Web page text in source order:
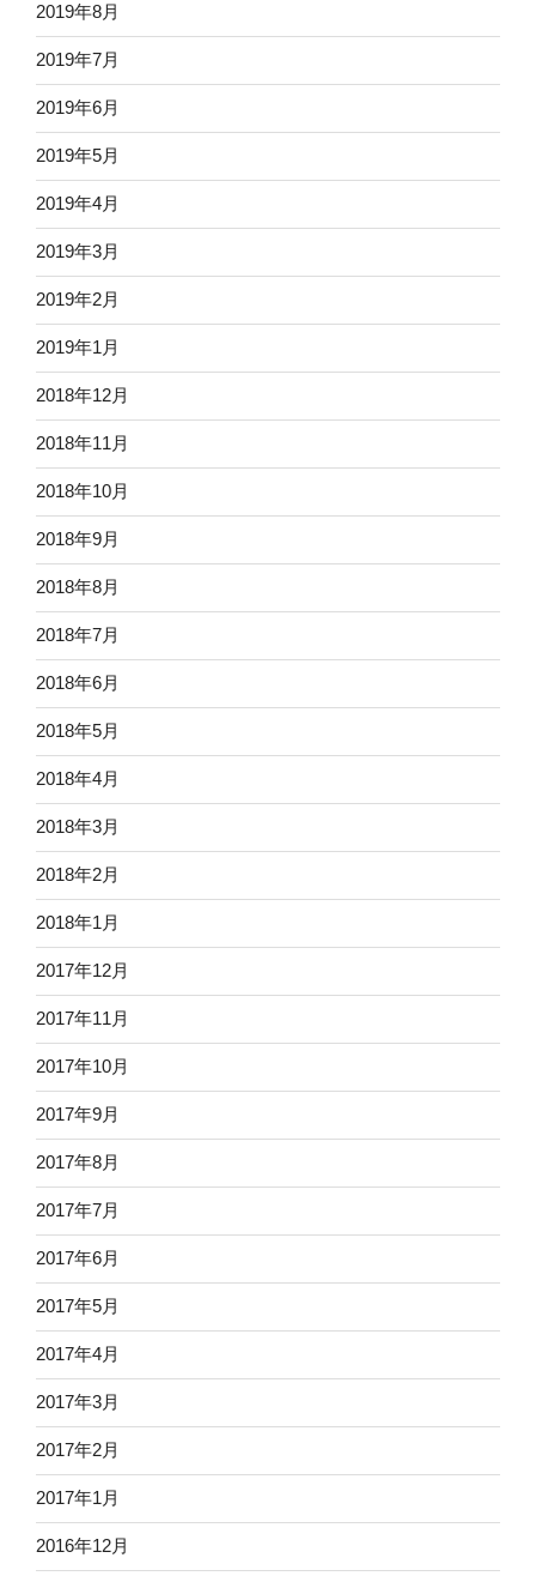
2019年8月
2019年7月
2019年6月
2019年5月
2019年4月
2019年3月
2019年2月
2019年1月
2018年12月
2018年11月
2018年10月
2018年9月
2018年8月
2018年7月
2018年6月
2018年5月
2018年4月
2018年3月
2018年2月
2018年1月
2017年12月
2017年11月
2017年10月
2017年9月
2017年8月
2017年7月
2017年6月
2017年5月
2017年4月
2017年3月
2017年2月
2017年1月
2016年12月